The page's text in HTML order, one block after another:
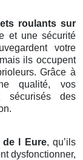
roulants sur
et une sécurité
votre
ils occupent
Grâce à
qualité, vos
sécurisés des
de l Eure, qu’ils
dysfonctionner,